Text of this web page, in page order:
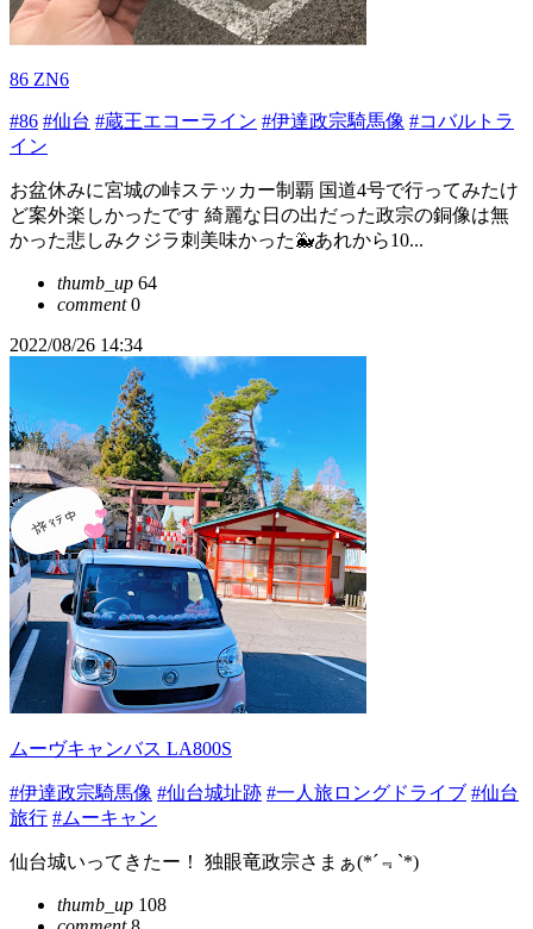
86 ZN6
#86 #仙台 #蔵王エコーライン #伊達政宗騎馬像 #コバルトラ
イン
お盆休みに宮城の峠ステッカー制覇 国道4号で行ってみたけ
ど案外楽しかったです 綺麗な日の出だった政宗の銅像は無
かった悲しみクジラ刺美味かった🐳あれから10...
thumb_up 64
comment0
2022/08/26 14:34
ムーヴキャンバス LA800S
#伊達政宗騎馬像 #仙台城址跡 #一人旅ロングドライブ #仙台
旅行 #ムーキャン
仙台城いってきたー！ 独眼竜政宗さまぁ(*´﹃`*)
thumb_up 108